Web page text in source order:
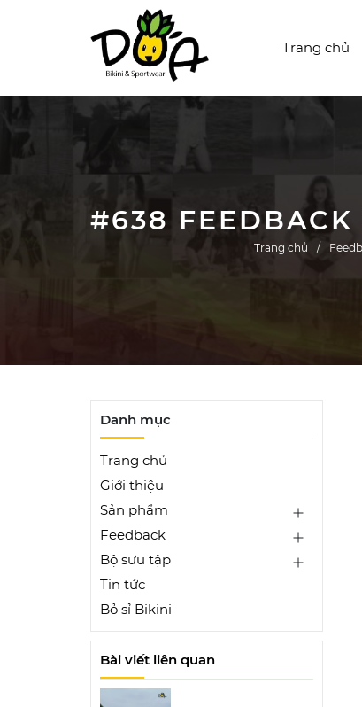
Trang chủ
Trang chủ
Danh mục
Trang chủ
Giới thiệu
Sản phẩm
Feedback
Bộ sưu tập
Tin tức
Bỏ sỉ Bikini
Bài viết liên quan